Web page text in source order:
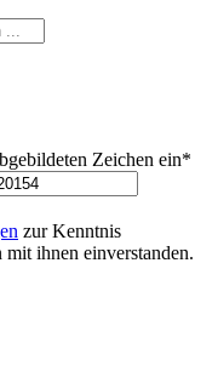
Zeichen ein*
zur Kenntnis
mit ihnen einverstanden.